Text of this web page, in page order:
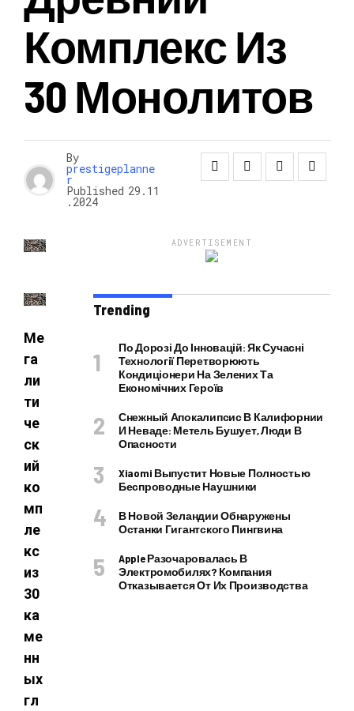
Комплекс Из
30 Монолитов
By
prestigeplanne
r
Published 29.11
.2024
Ме
га
ли
ти
че
ск
ий
ко
мп
ле
кс
из
30
ка
ме
нн
ых
гл
ADVERTISEMENT
Trending
По Дорозі До Інновацій: Як Сучасні
Технології Перетворюють
Кондиціонери На Зелених Та
Економічних Героїв
Снежный Апокалипсис В Калифорнии
И Неваде: Метель Бушует, Люди В
Опасности
Xiaomi Выпустит Новые Полностью
Беспроводные Наушники
В Новой Зеландии Обнаружены
Останки Гигантского Пингвина
Apple Разочаровалась В
Электромобилях? Компания
Отказывается От Их Производства